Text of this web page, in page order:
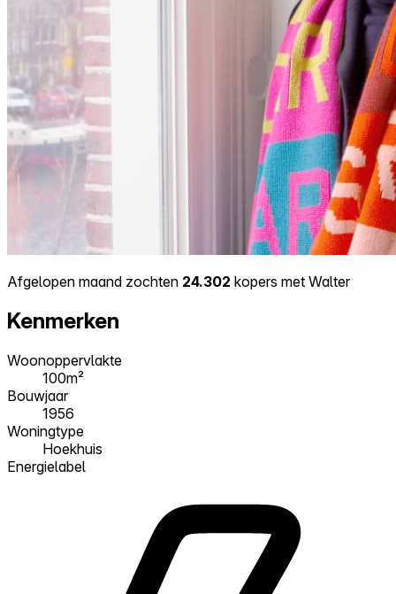
Afgelopen maand zochten 24.302 kopers met Walter
Kenmerken
Woonoppervlakte
100m²
Bouwjaar
1956
Woningtype
Hoekhuis
Energielabel